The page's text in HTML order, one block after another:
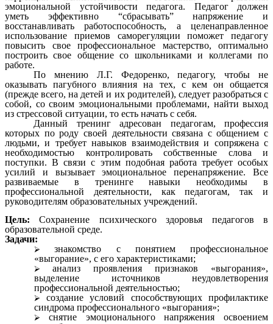
эмоциональной устойчивости педагога. Педагог должен
уметь эффективно “сбрасывать” напряжение и
восстанавливать работоспособность, а целенаправленное
использование приемов саморегуляции поможет педагогу
повысить свое профессиональное мастерство, оптимально
построить свое общение со школьниками и коллегами по
работе.
По мнению Л.Г. Федоренко, педагогу, чтобы не
оказывать пагубного влияния на тех, с кем он общается
(прежде всего, на детей и их родителей), следует разобраться с
собой, со своим эмоциональными проблемами, найти выход
из стрессовой ситуации, то есть начать с себя.
Данный тренинг адресован педагогам, профессия
которых по роду своей деятельности связана с общением с
людьми, и требует навыков взаимодействия и сопряжена с
необходимостью контролировать собственные слова и
поступки. В связи с этим подобная работа требует особых
усилий и вызывает эмоциональное перенапряжение. Все
развиваемые в тренинге навыки необходимы в
профессиональной деятельности, как педагогам, так и
руководителям образовательных учреждений.
Цель: Сохранение психического здоровья педагогов в
образовательной среде.
Задачи:
знакомство с понятием профессиональное
«выгорание», с его характеристиками;
анализ проявления признаков «выгорания»,
выделение источников неудовлетворения
профессиональной деятельностью;
создание условий способствующих профилактике
синдрома профессионального «выгорания»;
снятие эмоционального напряжения освоением